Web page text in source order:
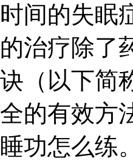
时间的失眠
的治疗除了
诀（以下简
全的有效方
睡功怎么练。